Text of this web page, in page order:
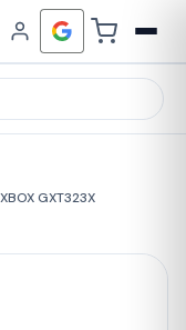
GXT323X